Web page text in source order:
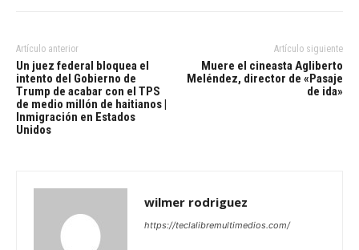
Artículo anterior
Un juez federal bloquea el
intento del Gobierno de
Trump de acabar con el TPS
de medio millón de haitianos |
Inmigración en Estados
Unidos
Artículo siguiente
Muere el cineasta Agliberto
Meléndez, director de «Pasaje
de ida»
wilmer rodriguez
https://teclalibremultimedios.com/